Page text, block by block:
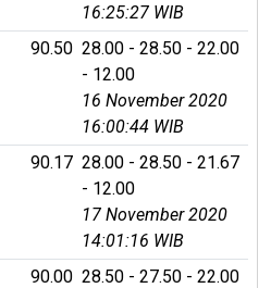
16:25:27 WIB
90.50 28.00 - 28.50 - 22.00
- 12.00
16 November 2020
16:00:44 WIB
90.17 28.00 - 28.50 - 21.67
- 12.00
17 November 2020
14:01:16 WIB
90.00 28.50 - 27.50 - 22.00